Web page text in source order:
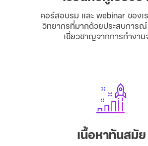
คอร์สอบรม และ webinar ของเ
วิทยากรที่มากด้วยประสบการณ์
เชี่ยวชาญจากการทำงาน
เนื้อหาทันสมัย